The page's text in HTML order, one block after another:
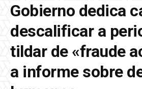
Gobierno dedica
descalificar a
tildar de «fraude
a informe sobre